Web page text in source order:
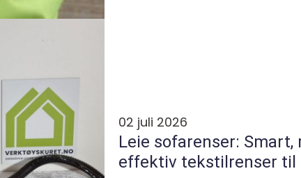
02 juli 2026
Leie sofarenser: Smart,
effektiv tekstilrenser til